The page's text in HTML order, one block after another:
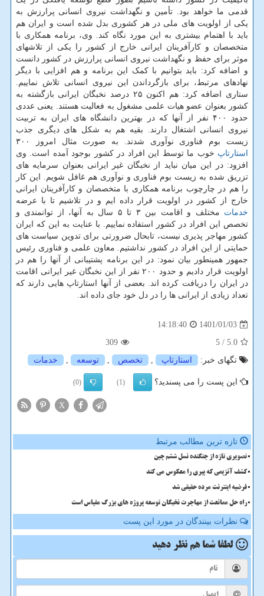
قدمی ما خواهد بود. تأمین و نگهداشت نیروی انسانی پرارزش به
یکی از اولویت های ملی در هر کشوری بدل شده است و ایران هم
باید با اهتمام بیشتری به این مورد نگاه کند. وی، برنامه همکاری با
متخصصان و کارآفرینان ایرانی خارج از کشور را یکی از تلاشهای
موثر برای حفظ و نگهداشت نیروی انسانی پرارزش در کشور دانست
و اضافه کرد: باید بتوانیم با کمک این برنامه و هم افزایی با دیگر
نهادهای مرتبط، برای بازگرداندن این نیروی انسانی تلاش نماییم.
ستاری اضافه کرد: هم اکنون ۲۵ درصد نخبگان ایرانی بازگشته به
کشور بعنوان عضو هیات علمی مشغول به فعالیت هستند. یعنی عددی
حدود ۴۰۰ نفر از آنها که در بهترین دانشگاه های ایران به تربیت
نیروی انسانی اشتغال دارند. بقیه هم به شکل های دیگری جذب
زیست بوم فناوری نوآوری شدند. به صورت مثال امروز ۳۰۰
استارتاپ خوب ما توسط این افراد در کشور بوجود آمده است. وی
افزود: در این میان نباید از نخبگان غیر ایرانی بعنوان سرمایه های
تزریق شده به زیست بوم فناوری و نوآوری هم غافل شویم. این کار
را هم در چارچوب برنامه همکاری با متخصصان و کارآفرینان ایرانی
خارج از کشور در اولویت قرار داده ایم و در تلاشیم تا با عرضه
خدمات
مختلف و اقامت بین ۳ تا ۵ سال به آنها، از توانمندی و
تخصص این افراد در کشور استفاده نماییم. با عنایت به این که ایران
کشور مهاجر پذیری نیست، تابحال ضرورتی برای تدوین سیاست های
حمایتی از این افراد در کشور نداشتیم. معاون علمی و فناوری رئیس
جمهور همینطور بیان نمود: در این برنامه پشتیبانی از آنها را هم در
اولویت قرار دادیم و حدود ۲۰۰ نفر از این نخبگان غیر ایرانی اقامت
در ایران را دریافت کرده اند. بعضی از آنها استارتاپ هایی دارند که
تعداد زیادی از ایرانی ها را در دل خود جای داده اند.
1401/01/03
14:18:40
5.0
/ 5
309
تگهای خبر:
استارتاپ , تخصص , توسعه , خدمات
این پست را می پسندید؟ (1)
(0)
X
تازه ترین مطالب مرتبط
تصویری تازه از جنگنده نسل ششم چین
کشف آنزیمی که پیری را معکوس می کند
فرضیه اینترنت مرده حقیقی شد
راه حل ممانعت از مهاجرت نخبگان توسعه پروژه های بزرگ مقیاس است
نظرات بینندگان در مورد این پست
لطفا شما هم نظر دهید